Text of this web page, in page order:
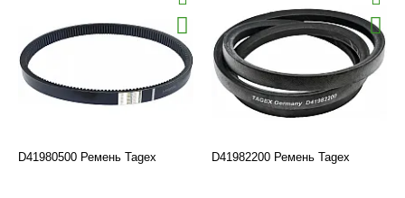
D41980500 Ремень Tagex D41982200 Ремень Tagex